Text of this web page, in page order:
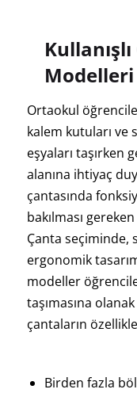
Modelleri
Ortaokul
kalem kutuları ve
eşyaları taşırken
alanına ihtiyaç
çantasında
bakılması
Çanta seçiminde,
ergonomik
modeller
taşımasına
çantaların
Birden fazla